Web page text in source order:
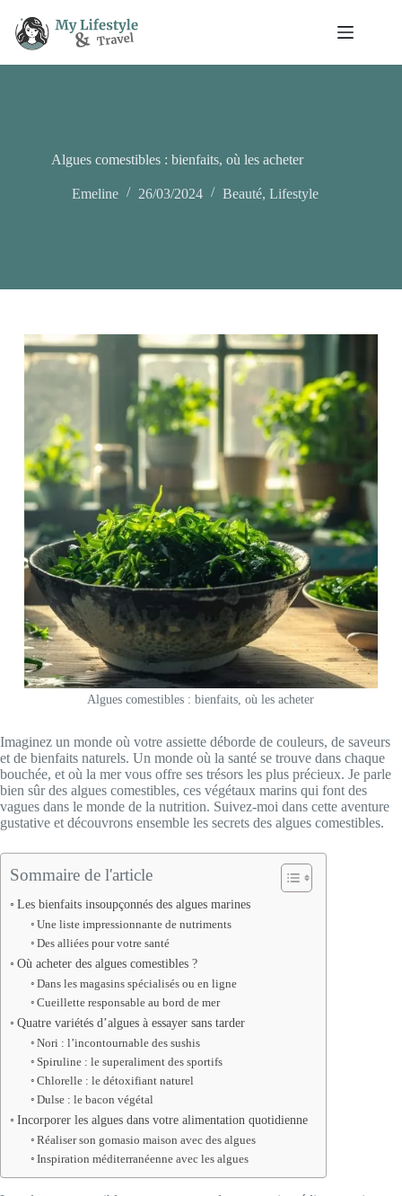
contenu
Algues comestibles : bienfaits, où les acheter
Emeline 26/03/2024 Beauté, Lifestyle
Algues comestibles : bienfaits, où les acheter
Imaginez un monde où votre assiette déborde de couleurs, de saveurs
et de bienfaits naturels. Un monde où la santé se trouve dans chaque
bouchée, et où la mer vous offre ses trésors les plus précieux. Je parle
bien sûr des algues comestibles, ces végétaux marins qui font des
vagues dans le monde de la nutrition. Suivez-moi dans cette aventure
gustative et découvrons ensemble les secrets des algues comestibles.
Sommaire de l'article
Les bienfaits insoupçonnés des algues marines
Une liste impressionnante de nutriments
Des alliées pour votre santé
Où acheter des algues comestibles ?
Dans les magasins spécialisés ou en ligne
Cueillette responsable au bord de mer
Quatre variétés d’algues à essayer sans tarder
Nori : l’incontournable des sushis
Spiruline : le superaliment des sportifs
Chlorelle : le détoxifiant naturel
Dulse : le bacon végétal
Incorporer les algues dans votre alimentation quotidienne
Réaliser son gomasio maison avec des algues
Inspiration méditerranéenne avec les algues